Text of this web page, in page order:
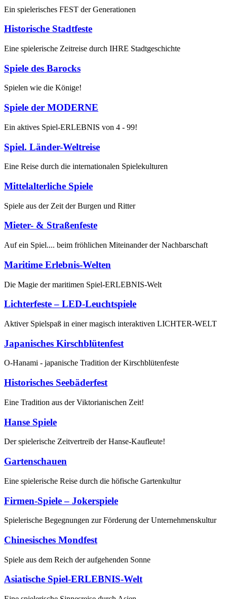
Ein spielerisches FEST der Generationen
Historische Stadtfeste
Eine spielerische Zeitreise durch IHRE Stadtgeschichte
Spiele des Barocks
Spielen wie die Könige!
Spiele der MODERNE
Ein aktives Spiel-ERLEBNIS von 4 - 99!
Spiel. Länder-Weltreise
Eine Reise durch die internationalen Spielekulturen
Mittelalterliche Spiele
Spiele aus der Zeit der Burgen und Ritter
Mieter- & Straßenfeste
Auf ein Spiel.... beim fröhlichen Miteinander der Nachbarschaft
Maritime Erlebnis-Welten
Die Magie der maritimen Spiel-ERLEBNIS-Welt
Lichterfeste – LED-Leuchtspiele
Aktiver Spielspaß in einer magisch interaktiven LICHTER-WELT
Japanisches Kirschblütenfest
O-Hanami - japanische Tradition der Kirschblütenfeste
Historisches Seebäderfest
Eine Tradition aus der Viktorianischen Zeit!
Hanse Spiele
Der spielerische Zeitvertreib der Hanse-Kaufleute!
Gartenschauen
Eine spielerische Reise durch die höfische Gartenkultur
Firmen-Spiele – Jokerspiele
Spielerische Begegnungen zur Förderung der Unternehmenskultur
Chinesisches Mondfest
Spiele aus dem Reich der aufgehenden Sonne
Asiatische Spiel-ERLEBNIS-Welt